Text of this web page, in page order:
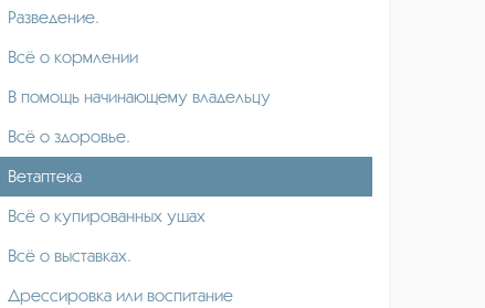
Разведение.
Всё о кормлении
В помощь начинающему владельцу
Всё о здоровье.
Ветаптека
Всё о купированных ушах
Всё о выставках.
Дрессировка или воспитание